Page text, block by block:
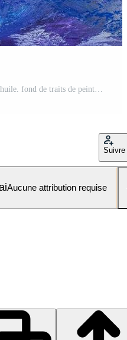
Suivre
Aucune attribution requise